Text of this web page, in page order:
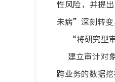
性风险，并提
未病”深刻转变
“将研究型
建立审计对
跨业务的数据